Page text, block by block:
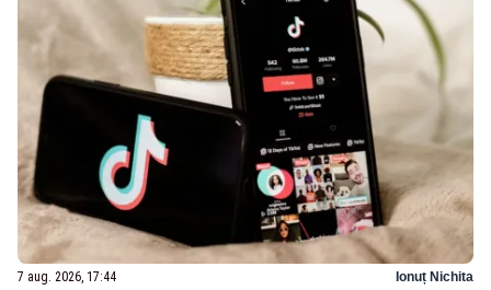
7 aug. 2026, 17:44 Ionuț Nichita